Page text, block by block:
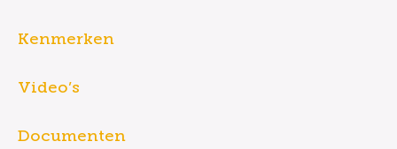
Kenmerken
Video’s
Documenten